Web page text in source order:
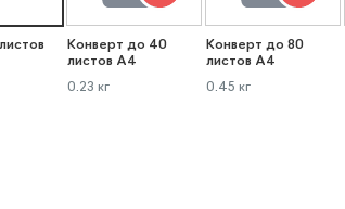
Конверт до 40
листов А4
0.23 кг
Конверт до 80
листов А4
0.45 кг